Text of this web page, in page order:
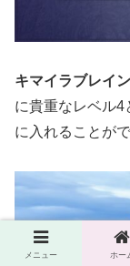
キマイラブレイ
に貴重なレベル
に入れることが
メニュー ホー